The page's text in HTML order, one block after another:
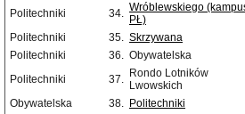
Politechniki
34. Wróblewskiego
PŁ)
Politechniki 35. Skrzywana
Politechniki
36. Obywatelska
Politechniki
37. Rondo Lotników
Lwowskich
Obywatelska
38. Politechniki